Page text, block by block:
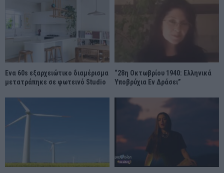
Ένα 60s εξαρχειώτικο διαμέρισμα
μετατράπηκε σε φωτεινό Studio
“28η Οκτωβρίου 1940: Ελληνικά
Υποβρύχια Εν Δράσει”